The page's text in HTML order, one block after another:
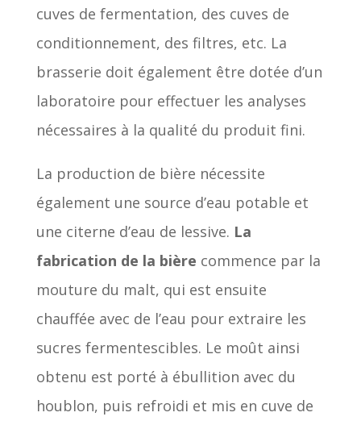
cuves de fermentation, des cuves de
conditionnement, des filtres, etc. La
brasserie doit également être dotée d’un
laboratoire pour effectuer les analyses
nécessaires à la qualité du produit fini.
La production de bière nécessite
également une source d’eau potable et
une citerne d’eau de lessive. La
fabrication de la bière commence par la
mouture du malt, qui est ensuite
chauffée avec de l’eau pour extraire les
sucres fermentescibles. Le moût ainsi
obtenu est porté à ébullition avec du
houblon, puis refroidi et mis en cuve de